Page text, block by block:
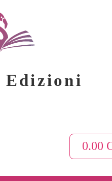
Edizioni
0.00